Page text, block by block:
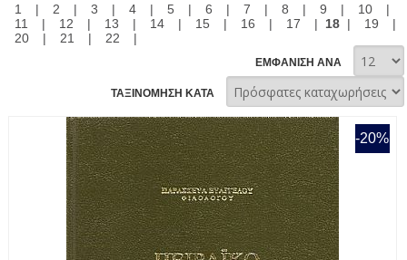
1 | 2 | 3 | 4 | 5 | 6 | 7 | 8 | 9 | 10
|
11
| 12 | 13 | 14 | 15 | 16 | 17 | 18| 19
|
20
| 21 | 22 |
ΕΜΦΑΝΙΣΗ ΑΝΑ
ΤΑΞΙΝΟΜΗΣΗ ΚΑΤΑ
-20%